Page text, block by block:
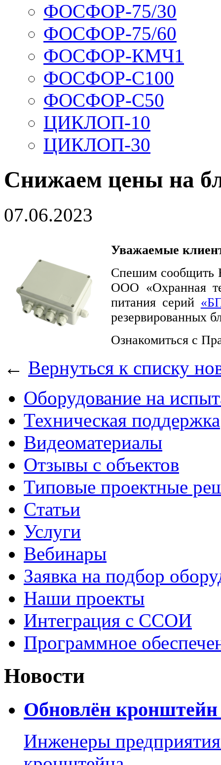
ФОСФОР-75/30
ФОСФОР-75/60
ФОСФОР-КМЧ1
ФОСФОР-С100
ФОСФОР-С50
ЦИКЛОП-10
ЦИКЛОП-30
Снижаем цены на
07.06.2023
Уважаемые
Спешим сообщить
ООО «Охранная
питания серий
резервированных
Ознакомиться с
← Вернуться к списку
Оборудование на
Техническая поддержка
Видеоматериалы
Отзывы с объектов
Типовые проектные
Cтатьи
Услуги
Вебинары
Заявка на подбор
Наши проекты
Интеграция с ССОИ
Программное
Новости
Обновлён
Инженеры